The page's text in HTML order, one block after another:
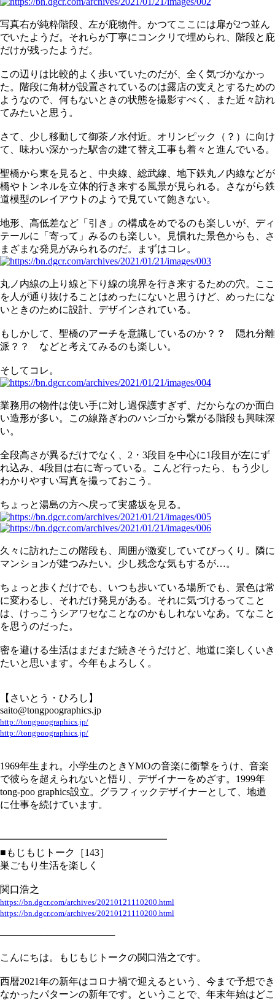
写真右が純粋階段、左が庇物件。かつてここには扉が2つ並ん
でいたようだ。それらが丁寧にコンクリで埋められ、階段と庇
だけが残ったようだ。
この辺りは比較的よく歩いていたのだが、全く気づかなかっ
た。階段に角材が設置されているのは露店の支えとするための
ようなので、何もないときの状態を撮影すべく、また近々訪れ
てみたいと思う。
さて、少し移動して御茶ノ水付近。オリンピック（？）に向け
て、味わい深かった駅舎の建て替え工事も着々と進んでいる。
聖橋から東を見ると、中央線、総武線、地下鉄丸ノ内線などが
橋やトンネルを立体的行き来する風景が見られる。さながら鉄
道模型のレイアウトのようで見ていて飽きない。
地形、高低差など「引き」の構成をめでるのも楽しいが、ディ
テールに「寄って」みるのも楽しい。見慣れた景色からも、さ
まざまな発見がみられるのだ。まずはコレ。
丸ノ内線の上り線と下り線の境界を行き来するための穴。ここ
を人が通り抜けることはめったにないと思うけど、めったにな
いときのために設計、デザインされている。
もしかして、聖橋のアーチを意識しているのか？？ 隠れ分離
派？？ などと考えてみるのも楽しい。
そしてコレ。
業務用の物件は使い手に対し過保護すぎず、だからなのか面白
い造形が多い。この線路ぎわのハシゴから繋がる階段も興味深
い。
全段高さが異るだけでなく、2・3段目を中心に1段目が左にず
れ込み、4段目は右に寄っている。こんど行ったら、もう少し
わかりやすい写真を撮っておこう。
ちょっと湯島の方へ戻って実盛坂を見る。
久々に訪れたこの階段も、周囲が激変していてびっくり。隣に
マンションが建つみたい。少し残念な気もするが…。
ちょっと歩くだけでも、いつも歩いている場所でも、景色は常
に変わるし、それだけ発見がある。それに気づけるってこと
は、けっこうシアワセなことなのかもしれないなあ。てなこと
を思うのだった。
密を避ける生活はまだまだ続きそうだけど、地道に楽しくいき
たいと思います。今年もよろしく。
【さいとう・ひろし】
saito@tongpoographics.jp
http://tongpoographics.jp/
http://tongpoographics.jp/
1969年生まれ。小学生のときYMOの音楽に衝撃をうけ、音楽
で彼らを超えられないと悟り、デザイナーをめざす。1999年
tong-poo graphics設立。グラフィックデザイナーとして、地道
に仕事を続けています。
━━━━━━━━━━━━━━━━━
■もじもじトーク［143］
巣ごもり生活を楽しく
関口浩之
https://bn.dgcr.com/archives/20210121110200.html
https://bn.dgcr.com/archives/20210121110200.html
─────────────────
こんにちは。もじもじトークの関口浩之です。
西暦2021年の新年はコロナ禍で迎えるという、今まで予想でき
なかったパターンの新年です。ということで、年末年始はどこ